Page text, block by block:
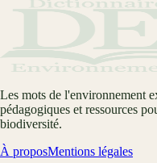
Les mots de l'environnement
pédagogiques et ressources
biodiversité.
À proposMentions légales